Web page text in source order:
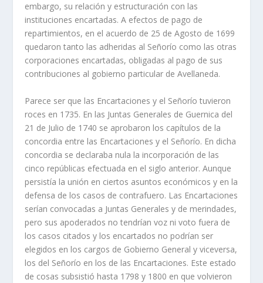
embargo, su relación y estructuración con las
instituciones encartadas. A efectos de pago de
repartimientos, en el acuerdo de 25 de Agosto de 1699
quedaron tanto las adheridas al Señorí­o como las otras
corporaciones encartadas, obligadas al pago de sus
contribuciones al gobierno particular de Avellaneda.
Parece ser que las Encartaciones y el Señorí­o tuvieron
roces en 1735. En las Juntas Generales de Guernica del
21 de Julio de 1740 se aprobaron los capí­tulos de la
concordia entre las Encartaciones y el Señorí­o. En dicha
concordia se declaraba nula la incorporación de las
cinco repúblicas efectuada en el siglo anterior. Aunque
persistí­a la unión en ciertos asuntos económicos y en la
defensa de los casos de contrafuero. Las Encartaciones
serí­an convocadas a Juntas Generales y de merindades,
pero sus apoderados no tendrí­an voz ni voto fuera de
los casos citados y los encartados no podrí­an ser
elegidos en los cargos de Gobierno General y viceversa,
los del Señorí­o en los de las Encartaciones. Este estado
de cosas subsistió hasta 1798 y 1800 en que volvieron